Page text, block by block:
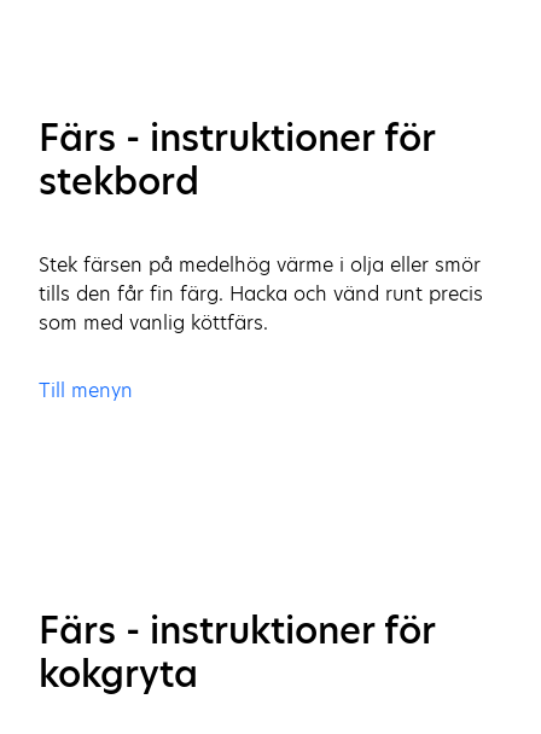
Färs - instruktioner för
stekbord
Stek färsen på medelhög värme i olja eller smör
tills den får fin färg. Hacka och vänd runt precis
som med vanlig köttfärs.
Till menyn
Färs - instruktioner för
kokgryta